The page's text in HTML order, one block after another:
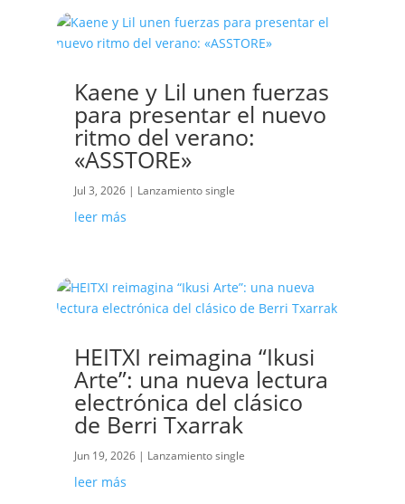
Kaene y Lil unen fuerzas
para presentar el nuevo
ritmo del verano:
«ASSTORE»
Jul 3, 2026| Lanzamiento single
leer más
HEITXI reimagina “Ikusi
Arte”: una nueva lectura
electrónica del clásico
de Berri Txarrak
Jun 19, 2026| Lanzamiento single
leer más